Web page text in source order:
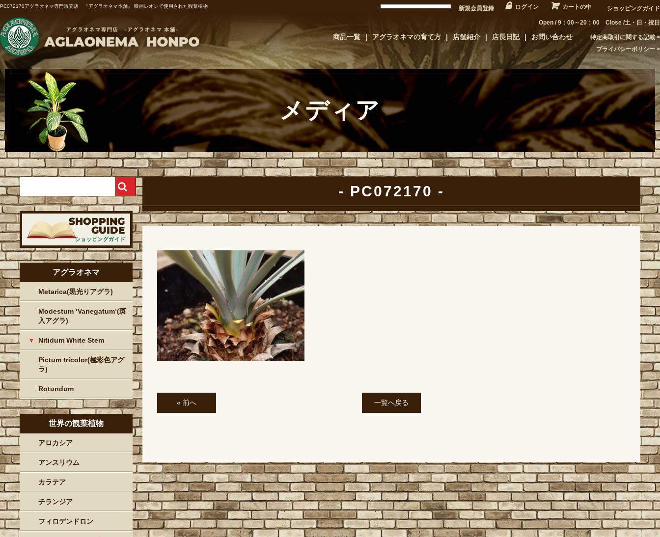
PC072170アグラオネマ専門販売店 『アグラオネマ本舗』 映画レオンで使用された観葉植物 新規会員登録 ログイン カートの中 ショッピングガイド
Open / 9：00～20：00 Close /土・日・祝日
商品一覧 アグラオネマの育て方 店舗紹介 店長日記 お問い合わせ
特定商取引に関する記載
プライバシーポリシー
メディア
PC072170
« 前へ 一覧へ戻る
アグラオネマ
Metarica(黒光りアグラ)
Modestum ‘Variegatum’(斑
入アグラ)
Nitidum White Stem
Pictum tricolor(極彩色アグ
ラ)
Rotundum
世界の観葉植物
アロカシア
アンスリウム
カラテア
チランジア
フィロデンドロン